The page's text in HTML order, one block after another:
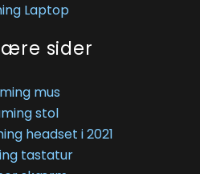
Laptop
sider
mus
stol
headset i 2021
tastatur